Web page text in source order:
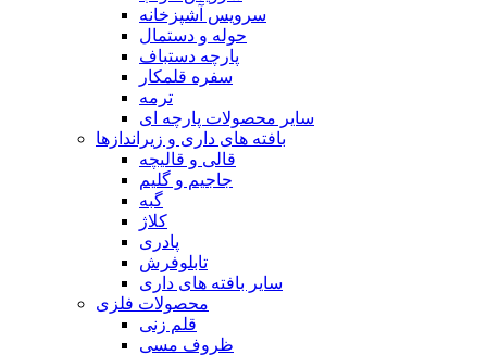
سرویس آشپزخانه
حوله و دستمال
پارچه دستباف
سفره قلمکار
ترمه
سایر محصولات پارچه ای
بافته های داری و زیراندازها
قالی و قالیچه
جاجیم و گلیم
گبه
کلاژ
پادری
تابلوفرش
سایر بافته های داری
محصولات فلزی
قلم زنی
ظروف مسی